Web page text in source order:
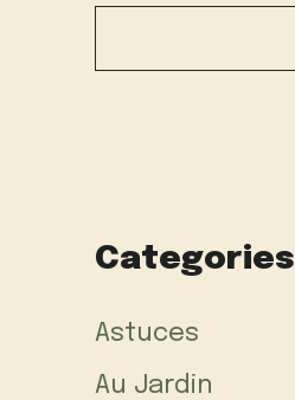
Categories
Astuces
Au Jardin